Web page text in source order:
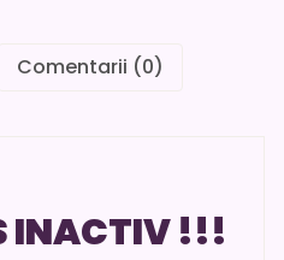
Comentarii (0)
INACTIV !!!